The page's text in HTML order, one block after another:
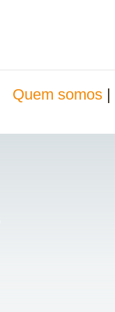
Quem somos